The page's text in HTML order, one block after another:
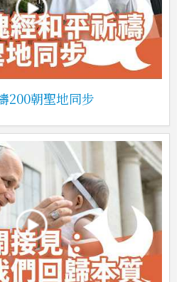
200朝聖地同步